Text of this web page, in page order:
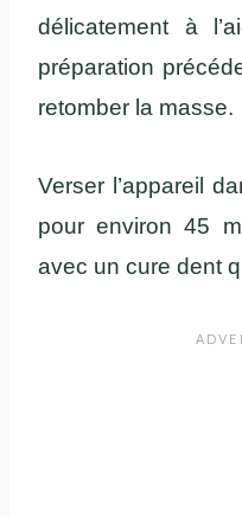
délicatement à
préparation
retomber la masse.
Verser l’appareil
pour environ 45
avec un cure dent